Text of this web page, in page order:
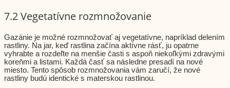
7.2 Vegetatívne rozmnožovanie
Gazánie je možné rozmnožovať aj vegetatívne, napríklad delením
rastliny. Na jar, keď rastlina začína aktívne rásť, ju opatrne
vyhrabte a rozdeľte na menšie časti s aspoň niekoľkými zdravými
koreňmi a listami. Každá časť sa následne presadí na nové
miesto. Tento spôsob rozmnožovania vám zaručí, že nové
rastliny budú identické s materskou rastlinou.